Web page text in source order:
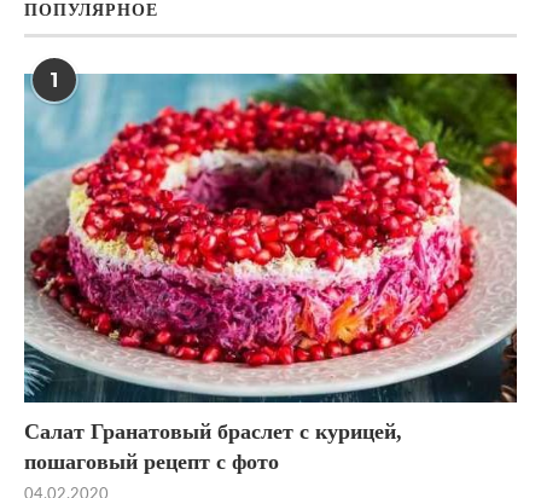
ПОПУЛЯРНОЕ
1
Салат Гранатовый браслет с курицей,
пошаговый рецепт с фото